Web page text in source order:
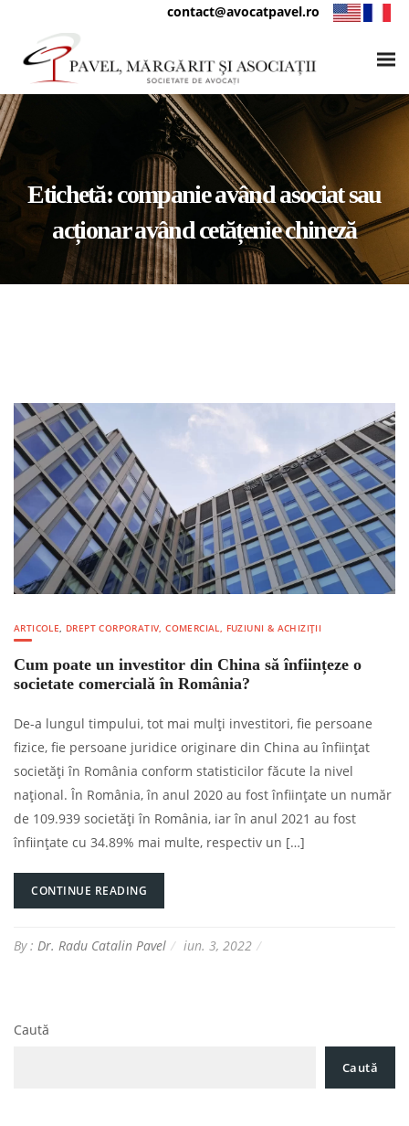
contact@avocatpavel.ro
Etichetă:companie având asociat sau
acționar având cetățenie chineză
ARTICOLE, DREPT CORPORATIV, COMERCIAL, FUZIUNI & ACHIZIȚII
Cum poate un investitor din China să înființeze o
societate comercială în România?
De-a lungul timpului, tot mai mulți investitori, fie persoane
fizice, fie persoane juridice originare din China au înființat
societăți în România conform statisticilor făcute la nivel
național. În România, în anul 2020 au fost înființate un număr
de 109.939 societăți în România, iar în anul 2021 au fost
înființate cu 34.89% mai multe, respectiv un […]
CONTINUE READING
By : Dr. Radu Catalin Pavel iun. 3, 2022
Caută
Caută